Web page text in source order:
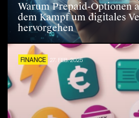
Warum Prepaid-Optionen
dem Kampf um digitales
hervorgehen
FINANCE 27. FEB. 2025